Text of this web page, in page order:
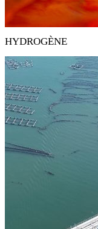
HYDROGÈNE